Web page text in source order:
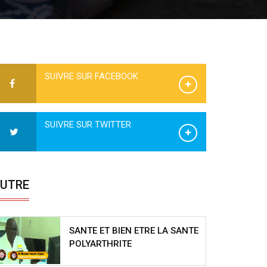
SUIVRE SUR FACEBOOK
SUIVRE SUR TWITTER
SANTE ET BIEN ETRE LA SANTE
POLYARTHRITE